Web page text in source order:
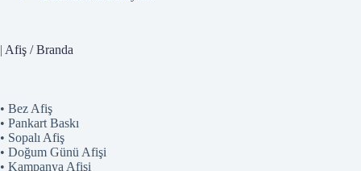
| Afiş / Branda
• Bez Afiş
• Pankart Baskı
• Sopalı Afiş
• Doğum Günü Afişi
• Kampanya Afişi